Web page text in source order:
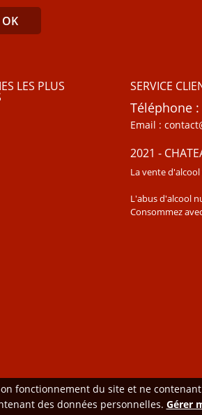
LES PLUS SERVICE
Téléphone :
Email :
2021 -
La vente
L'abus d'alcool
Consommez
fonctionnement du site et ne
des données personnelles. Gérer